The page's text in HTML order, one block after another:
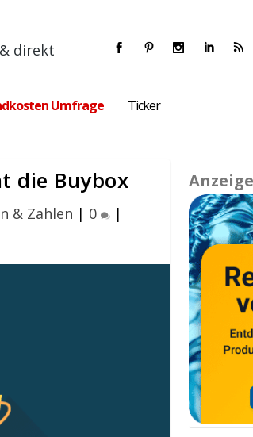
direkt
Umfrage Ticker
die Buybox
& Zahlen | 0 |
Anzeige